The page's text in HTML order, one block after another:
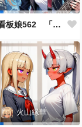
看板娘562 「八木沼千絵のよもやま話」
火山縁華